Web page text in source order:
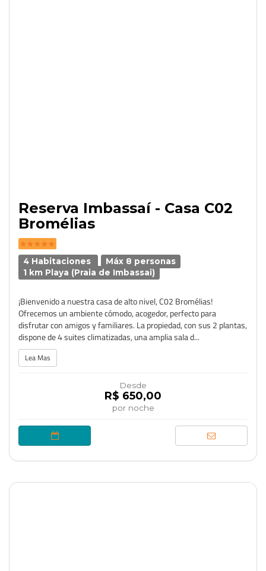
Reserva Imbassaí - Casa C02
Bromélias
4 Habitaciones
Máx 8 personas
1 km Playa (Praia de Imbassai)
¡Bienvenido a nuestra casa de alto nivel, C02 Bromélias!
Ofrecemos un ambiente cómodo, acogedor, perfecto para
disfrutar con amigos y familiares. La propiedad, con sus 2 plantas,
dispone de 4 suites climatizadas, una amplia sala d...
Lea Mas
Desde
R$ 650,00
por noche